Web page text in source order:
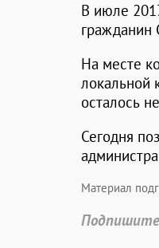
В июле
гражданин
На месте
локальной
осталось
Сегодня
Материал